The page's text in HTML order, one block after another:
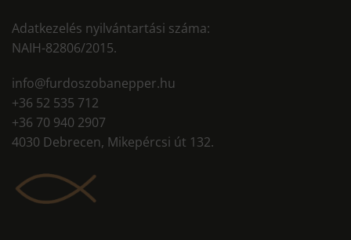
Adatkezelés nyilvántartási száma:
NAIH-82806/2015.
info@furdoszobanepper.hu
+36 52 535 712
+36 70 940 2907
4030 Debrecen, Mikepércsi út 132.